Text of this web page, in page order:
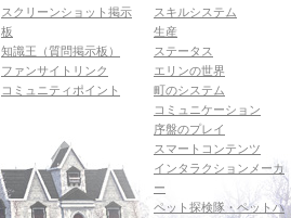
スクリーンショット掲示
板
知識王（質問掲示板）
ファンサイトリンク
コミュニティポイント
スキルシステム
生産
ステータス
エリンの世界
町のシステム
コミュニケーション
序盤のプレイ
スマートコンテンツ
インタラクションメーカ
ー
ペット探検隊・ペットハ